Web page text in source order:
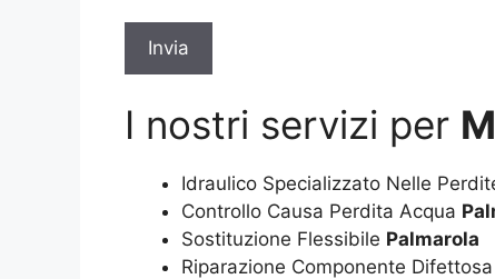
*
I nostri servizi per
Idraulico Specializzato Nelle
Controllo Causa Perdita Acqua
Sostituzione Flessibile Palmarola
Riparazione Componente Difettosa